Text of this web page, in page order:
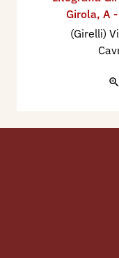
Girola, A
(Girelli)